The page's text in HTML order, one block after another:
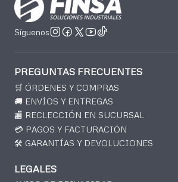
Síguenos
PREGUNTAS FRECUENTES
🛒 ÓRDENES Y COMPRAS
🚚 ENVÍOS Y ENTREGAS
🏬 RECLECCIÓN EN SUCURSAL
💳 PAGOS Y FACTURACIÓN
🛠️ GARANTÍAS Y DEVOLUCIONES
LEGALES